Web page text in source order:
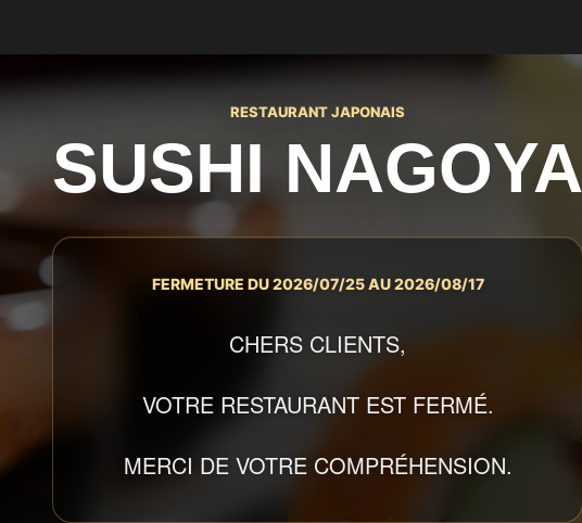
RESTAURANT JAPONAIS
SUSHI NAGOYA
FERMETURE DU 2026/07/25 AU 2026/08/17
CHERS CLIENTS,
VOTRE RESTAURANT EST FERMÉ.
MERCI DE VOTRE COMPRÉHENSION.